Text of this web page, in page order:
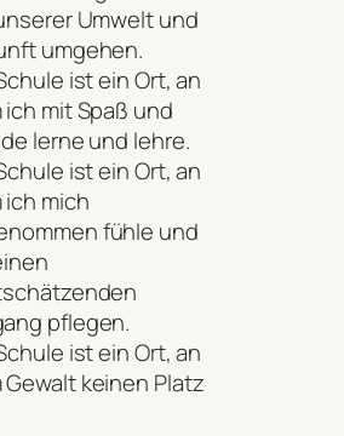
Umwelt und
umgehen.
ist ein Ort, an
ich mit Spaß und
lerne und lehre.
ist ein Ort, an
ich mich
fühle und
pflegen.
ist ein Ort, an
Gewalt keinen Platz